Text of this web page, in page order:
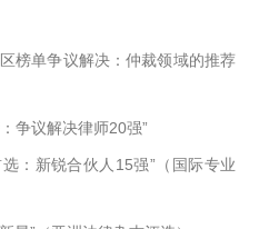
榜单争议解决：仲裁领域的推荐
争议解决律师20强”
：新锐合伙人15强”（国际专业